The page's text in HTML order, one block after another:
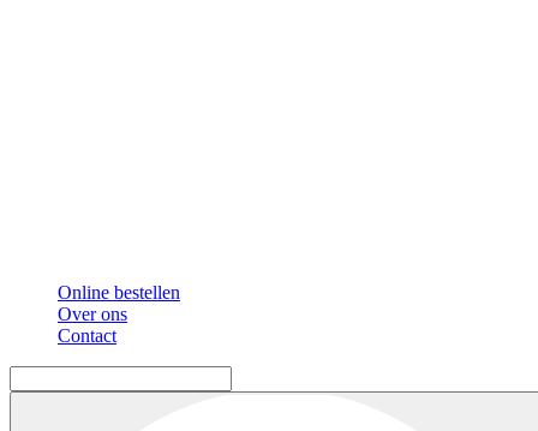
Online bestellen
Over ons
Contact